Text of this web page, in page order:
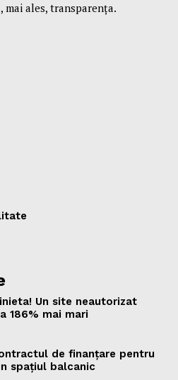
mai ales, transparența.
Un site neautorizat
186% mai mari
de finanțare pentru
spațiul balcanic